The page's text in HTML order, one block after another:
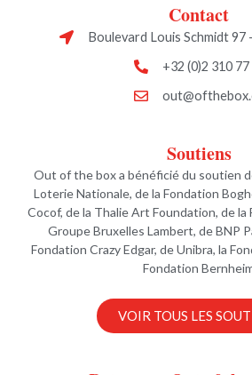
Contact
Boulevard Louis Schmidt 97
+32 (0)2 310 77
Soutiens
Out of the box a bénéficié du soutien
Loterie Nationale, de la Fondation
Cocof, de la Thalie Art Foundation, de la
Groupe Bruxelles Lambert, de BNP
Fondation Crazy Edgar, de Unibra, la
Fondation
VOIR TOUS LES